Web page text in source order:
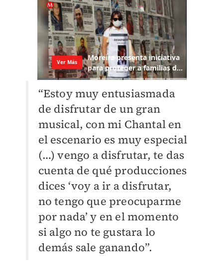
“Estoy muy entusiasmada
de disfrutar de un gran
musical, con mi Chantal en
el escenario es muy especial
(…) vengo a disfrutar, te das
cuenta de qué producciones
dices ‘voy a ir a disfrutar,
no tengo que preocuparme
por nada’ y en el momento
si algo no te gustara lo
demás sale ganando”.